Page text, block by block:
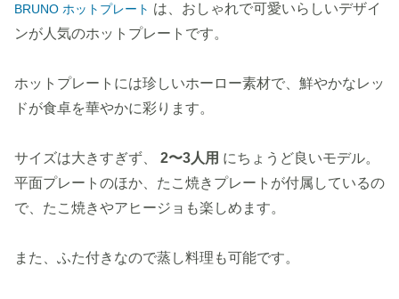
BRUNO ホットプレート は、おしゃれで可愛いらしいデザイ
ンが人気のホットプレートです。
ホットプレートには珍しいホーロー素材で、鮮やかなレッ
ドが食卓を華やかに彩ります。
サイズは大きすぎず、 2〜3人用 にちょうど良いモデル。
平面プレートのほか、たこ焼きプレートが付属しているの
で、たこ焼きやアヒージョも楽しめます。
また、ふた付きなので蒸し料理も可能です。